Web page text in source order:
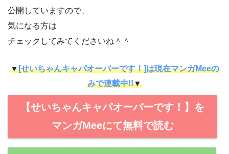
公開していますので、
気になる方は
チェックしてみてくださいね＾＾
▼[せいちゃんキャパオーバーです！]は現在マンガMeeの
みで連載中!!▼
【せいちゃんキャパオーバーです！】を
マンガMeeにて無料で読む